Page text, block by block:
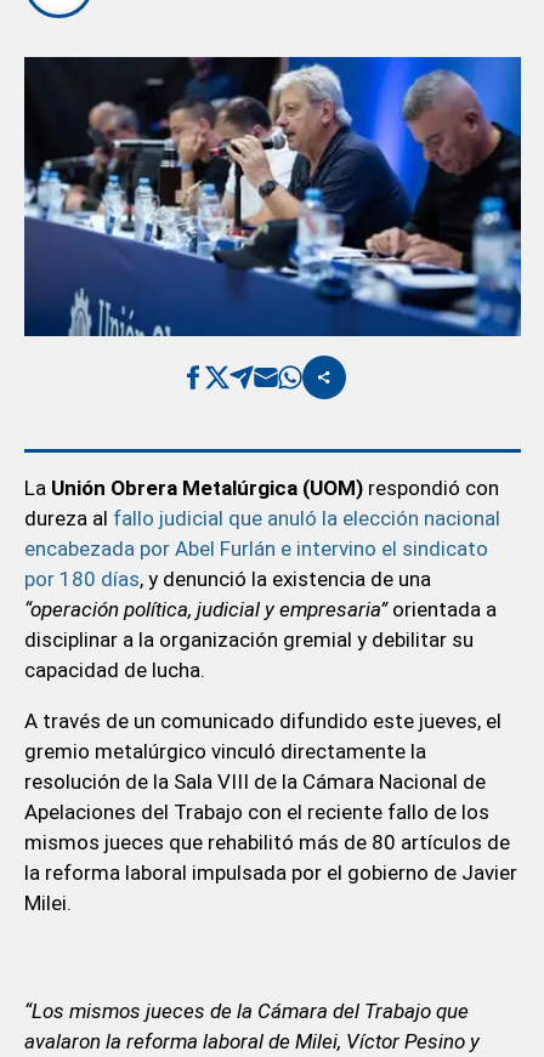
La Unión Obrera Metalúrgica (UOM) respondió con
dureza al fallo judicial que anuló la elección nacional
encabezada por Abel Furlán e intervino el sindicato
por 180 días, y denunció la existencia de una
“operación política, judicial y empresaria” orientada a
disciplinar a la organización gremial y debilitar su
capacidad de lucha.
A través de un comunicado difundido este jueves, el
gremio metalúrgico vinculó directamente la
resolución de la Sala VIII de la Cámara Nacional de
Apelaciones del Trabajo con el reciente fallo de los
mismos jueces que rehabilitó más de 80 artículos de
la reforma laboral impulsada por el gobierno de Javier
Milei.
“Los mismos jueces de la Cámara del Trabajo que
avalaron la reforma laboral de Milei, Víctor Pesino y